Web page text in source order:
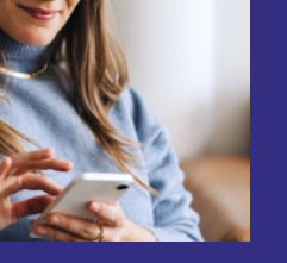
garām nevienu
varat atrast mūsu